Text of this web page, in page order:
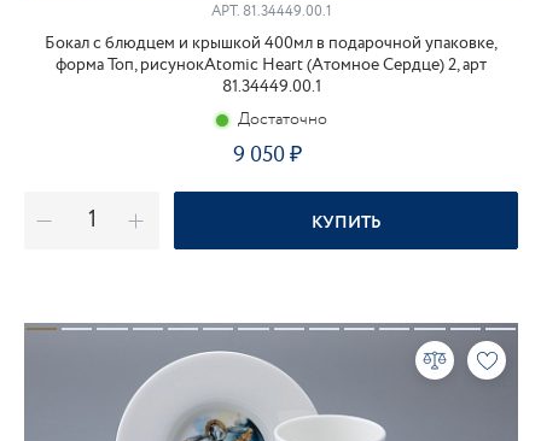
АРТ.81.34449.00.1
Бокал с блюдцем и крышкой 400мл в подарочной упаковке,
форма Топ, рисунокAtomic Heart (Атомное Сердце) 2, арт
81.34449.00.1
Достаточно
9 050
КУПИТЬ